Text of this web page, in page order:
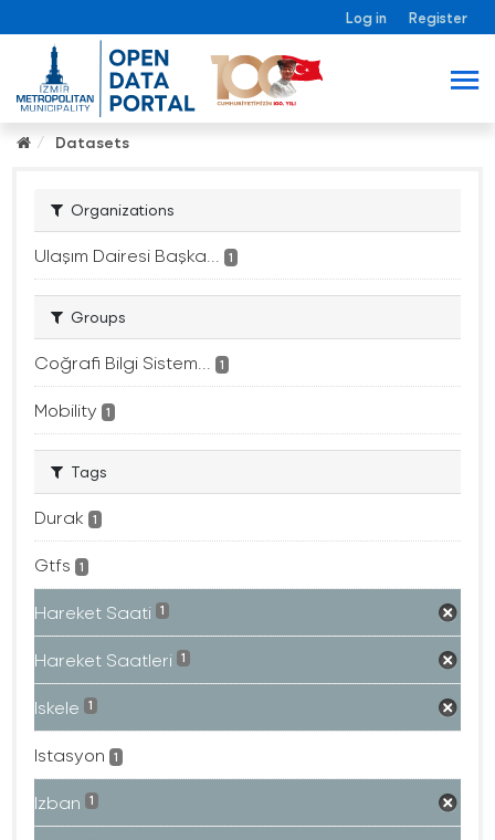
Log in Register
Datasets
Organizations
Ulaşım Dairesi Başka... 1
Groups
Coğrafi Bilgi Sistem... 1
Mobility 1
Tags
Durak 1
Gtfs 1
Hareket Saati 1
Hareket Saatleri 1
Iskele 1
Istasyon 1
Izban 1